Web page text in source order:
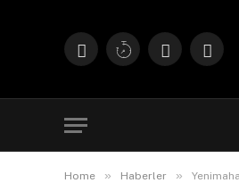
Facebook
X
Instagram
Home » Haberler »